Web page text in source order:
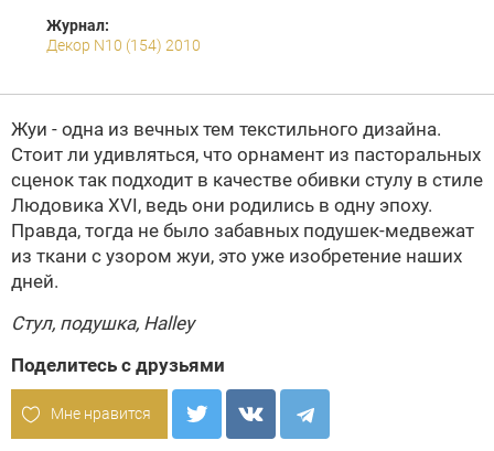
Журнал:
Декор N10 (154) 2010
Жуи - одна из вечных тем текстильного дизайна.
Стоит ли удивляться, что орнамент из пасторальных
сценок так подходит в качестве обивки стулу в стиле
Людовика XVI, ведь они родились в одну эпоху.
Правда, тогда не было забавных подушек-медвежат
из ткани с узором жуи, это уже изобретение наших
дней.
Стул, подушка, Halley
Поделитесь с друзьями
Мне нравится